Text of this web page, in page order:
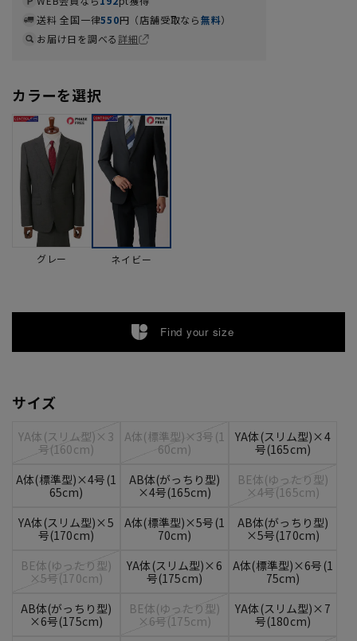
送料 全国一律550円（店舗受取なら無料）
お届け日を調べる詳細
カラーを選択
グレー ネイビー
Find your size
サイズ
YA体(スリム型)×3
号(160cm)
A体(標準型)×3号(1
60cm)
YA体(スリム型)×4
号(165cm)
A体(標準型)×4号(1
65cm)
AB体(がっちり型)
×4号(165cm)
BE体(ゆったり型)
×4号(165cm)
YA体(スリム型)×5
号(170cm)
A体(標準型)×5号(1
70cm)
AB体(がっちり型)
×5号(170cm)
BE体(ゆったり型)
×5号(170cm)
YA体(スリム型)×6
号(175cm)
A体(標準型)×6号(1
75cm)
AB体(がっちり型)
×6号(175cm)
BE体(ゆったり型)
×6号(175cm)
YA体(スリム型)×7
号(180cm)